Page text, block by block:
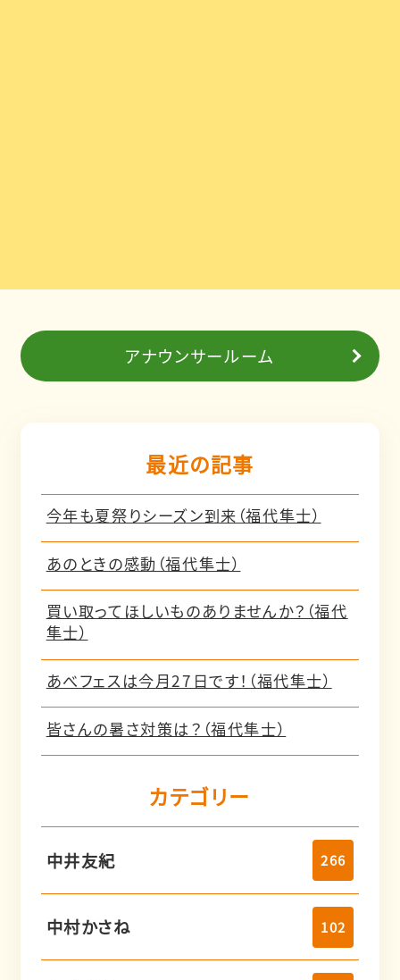
アナウンサールーム
最近の記事
今年も夏祭りシーズン到来（福代隼士）
あのときの感動（福代隼士）
買い取ってほしいものありませんか？（福代
隼士）
あべフェスは今月27日です！（福代隼士）
皆さんの暑さ対策は？（福代隼士）
カテゴリー
中井友紀 266
中村かさね 102